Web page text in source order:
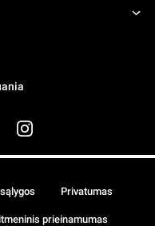
Privatumas
prieinamumas